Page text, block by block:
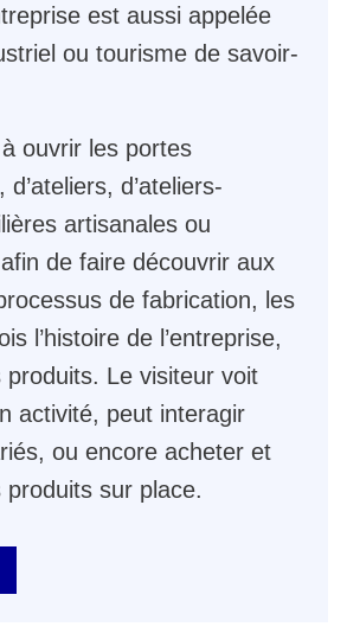
est aussi appelée
ou tourisme de savoir-
ouvrir les portes
d’ateliers, d’ateliers-
artisanales ou
de faire découvrir aux
de fabrication, les
l’histoire de l’entreprise,
produits. Le visiteur voit
activité, peut interagir
ou encore acheter et
sur place.